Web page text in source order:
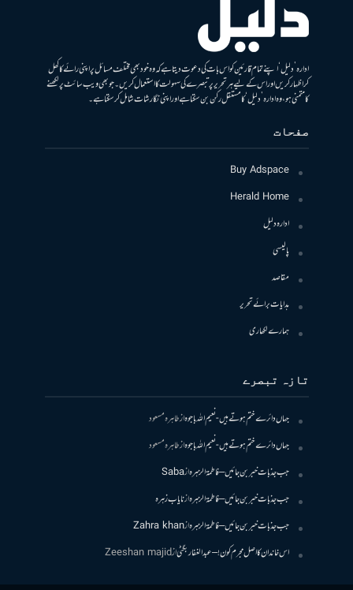
ادارہ ’دلیل‘ اپنے تمام قارئین کو اس بات کی دعوت دیتا ہے کہ وہ خود بھی مختلف مسائل پر اپنی رائے کا کھل
کر اظہار کریں اور اس کے لیے ہر تحریر پر تبصرے کی سہولت کا استعمال کریں۔ جو بھی ویب سائٹ پر لکھنے
کا متمنی ہو، وہ ادارہ ’دلیل‘ کا مستقل رکن بن سکتا ہے اور اپنی نگارشات شامل کرسکتا ہے۔
صفحات
Buy Adspace
Herald Home
ادارہ دلیل
پالیسی
مقاصد
ہدایات برائے تحریر
ہمارے لکھاری
تازہ تبصرے
جہاں دائرے ختم ہوتے ہیں- نعیم اللہ باجوہازطاہرہ مسعود
جہاں دائرے ختم ہوتے ہیں- نعیم اللہ باجوہازطاہرہ مسعود
جب جذبات خبر بن جائیں – فاطمۃالزہرہازSaba
جب جذبات خبر بن جائیں – فاطمۃالزہرہازنایاب زہرہ
جب جذبات خبر بن جائیں – فاطمۃالزہرہازZahra khan
اس خاندان کا اصل مجرم کون! – عبدالغفار بگٹیازZeeshan majid